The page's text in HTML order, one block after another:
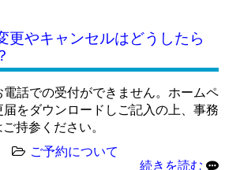
更やキャンセルはどうしたら
話での受付ができません。ホームペ
をダウンロードしご記入の上、事務
持参ください。
ご予約について
続きを読む